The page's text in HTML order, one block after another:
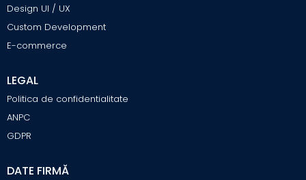
Design UI / UX
Custom Development
E-commerce
LEGAL
Politica de confidentialitate
ANPC
GDPR
DATE FIRMĂ